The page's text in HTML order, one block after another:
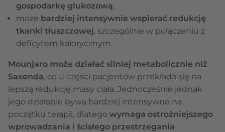
gospodarkę glukozową,
może bardziej intensywnie wspierać redukcję
tkanki tłuszczowej, szczególnie w połączeniu z
deficytem kalorycznym.
Mounjaro może działać silniej metabolicznie niż
Saxenda, co u części pacjentów przekłada się na
lepszą redukcję masy ciała. Jednocześnie jednak
jego działanie bywa bardziej intensywne na
początku terapii, dlatego wymaga ostrożniejszego
wprowadzania i ścisłego przestrzegania